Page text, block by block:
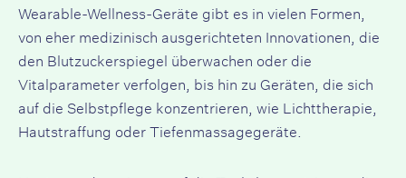
Wearable-Wellness-Geräte gibt es in vielen Formen,
von eher medizinisch ausgerichteten Innovationen, die
den Blutzuckerspiegel überwachen oder die
Vitalparameter verfolgen, bis hin zu Geräten, die sich
auf die Selbstpflege konzentrieren, wie Lichttherapie,
Hautstraffung oder Tiefenmassagegeräte.